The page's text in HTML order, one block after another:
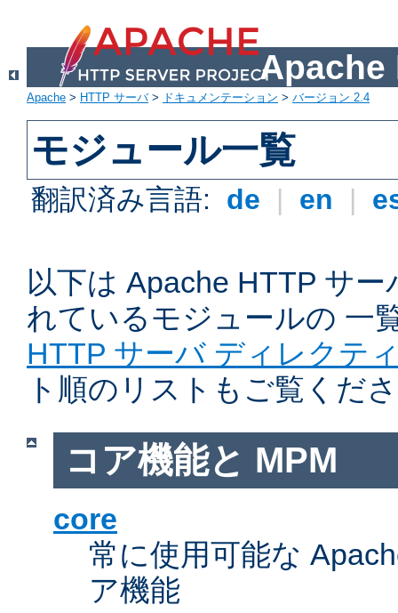
Apache
Apache > HTTP サーバ> ドキュメンテーション > バージョン 2.4
モジュール一覧
翻訳済み言語: de | en |
以下は Apache HTTP サ
れているモジュールの 一
HTTP サーバ ディレクテ
ト順のリストもご覧くだ
コア機能と MPM
core
常に使用可能な
ア機能